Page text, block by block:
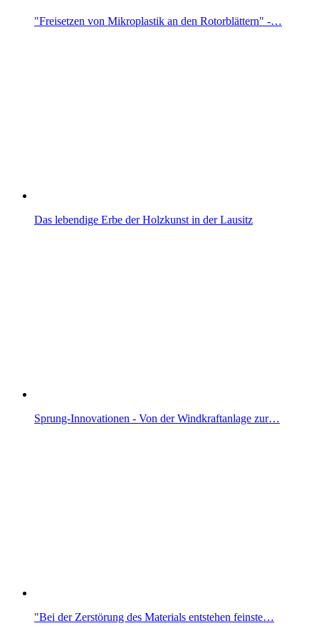
"Freisetzen von Mikroplastik an den Rotorblättern" -…
Das lebendige Erbe der Holzkunst in der Lausitz
Sprung-Innovationen - Von der Windkraftanlage zur…
"Bei der Zerstörung des Materials entstehen feinste…